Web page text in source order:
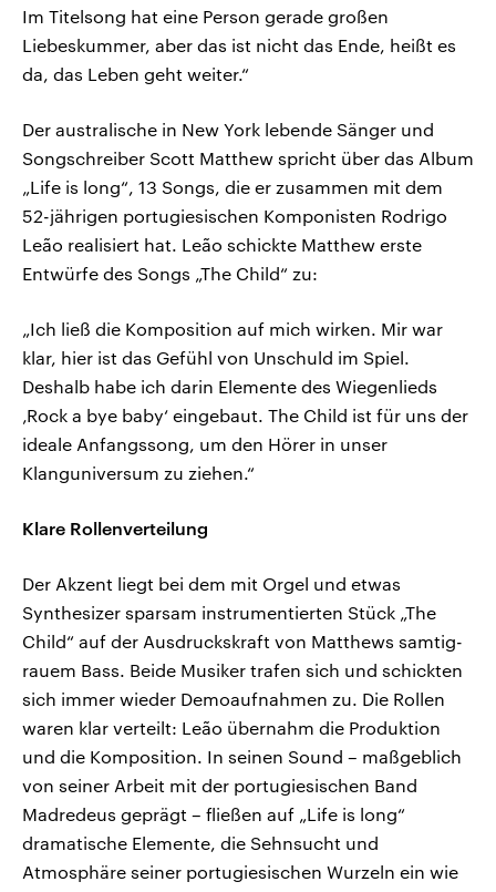
Im Titelsong hat eine Person gerade großen
Liebeskummer, aber das ist nicht das Ende, heißt es
da, das Leben geht weiter.“
Der australische in New York lebende Sänger und
Songschreiber Scott Matthew spricht über das Album
„Life is long“, 13 Songs, die er zusammen mit dem
52-jährigen portugiesischen Komponisten Rodrigo
Leão realisiert hat. Leão schickte Matthew erste
Entwürfe des Songs „The Child“ zu:
„Ich ließ die Komposition auf mich wirken. Mir war
klar, hier ist das Gefühl von Unschuld im Spiel.
Deshalb habe ich darin Elemente des Wiegenlieds
‚Rock a bye baby‘ eingebaut. The Child ist für uns der
ideale Anfangssong, um den Hörer in unser
Klanguniversum zu ziehen.“
Klare Rollenverteilung
Der Akzent liegt bei dem mit Orgel und etwas
Synthesizer sparsam instrumentierten Stück „The
Child“ auf der Ausdruckskraft von Matthews samtig-
rauem Bass. Beide Musiker trafen sich und schickten
sich immer wieder Demoaufnahmen zu. Die Rollen
waren klar verteilt: Leão übernahm die Produktion
und die Komposition. In seinen Sound – maßgeblich
von seiner Arbeit mit der portugiesischen Band
Madredeus geprägt – fließen auf „Life is long“
dramatische Elemente, die Sehnsucht und
Atmosphäre seiner portugiesischen Wurzeln ein wie